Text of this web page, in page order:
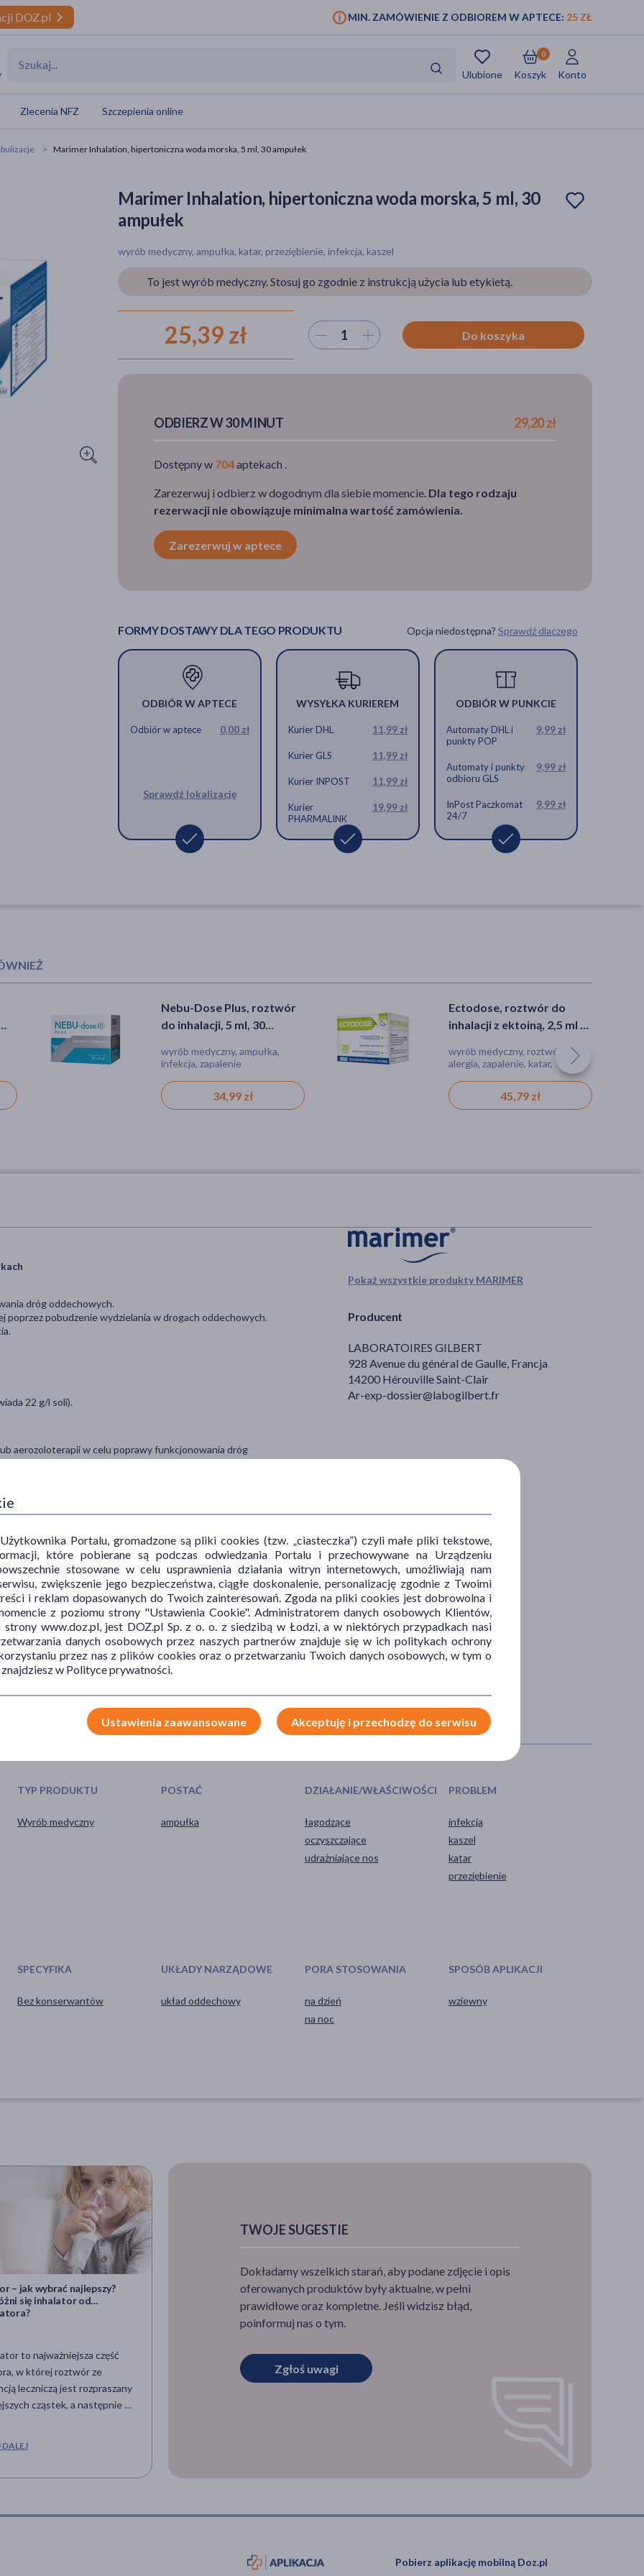
DOZ.pl MIN. ZAMÓWIENIE Z ODBIOREM W APTECE: 25 ZŁ
Ulubione Koszyk
0
Konto
Zlecenia NFZ Szczepienia online
Marimer Inhalation, hipertoniczna woda morska, 5 ml, 30 ampułek
Marimer Inhalation, hipertoniczna woda morska, 5 ml, 30
ampułek
wyrób medyczny, ampułka, katar, przeziębienie, infekcja, kaszel
To jest wyrób medyczny. Stosuj go zgodnie z instrukcją użycia lub etykietą.
25,39 zł Wybierz ilość Do koszyka
ODBIERZ W 30 MINUT 29,20 zł
Dostępny w 704aptekach .
Zarezerwuj i odbierz w dogodnym dla siebie momencie. Dla tego rodzaju
rezerwacji nie obowiązuje minimalna wartość zamówienia.
Zarezerwuj w aptece
FORMY DOSTAWY DLA TEGO PRODUKTU Opcja niedostępna? Sprawdź dlaczego
ODBIÓR W APTECE
Odbiór w aptece 0,00 zł
Sprawdź lokalizację
WYSYŁKA KURIEREM
Kurier DHL 11,99 zł
Kurier GLS 11,99 zł
Kurier INPOST 11,99 zł
Kurier
PHARMALINK
19,99 zł
ODBIÓR W PUNKCIE
Automaty DHL i
punkty POP
9,99 zł
Automaty i punkty
odbioru GLS
9,99 zł
InPost Paczkomat
24/7
9,99 zł
Nebu-Dose Plus, roztwór
do inhalacji, 5 ml, 30
wyrób medyczny, ampułka,
infekcja, zapalenie
34,99 zł
Ectodose, roztwór do
inhalacji z ektoiną, 2,5 ml x
wyrób medyczny, roztwór,
alergia, zapalenie, katar,
przeziębienie, infekcja, astma
45,79 zł
Marimer Baby
Hipertoniczny, spray do
wyrób medyczny, spray, infekcja,
katar, przeziębienie, zapalenie
22,69 zł
Marimer hipertoniczny,
roztwór wody morskiej,
wyrób medyczny, roztwór, spray,
alergia, katar, przeziębienie,
21,99 zł
Pokaż wszystkie produkty MARIMER
Producent
LABORATOIRES GILBERT
928 Avenue du général de Gaulle, Francja
14200 Hérouville Saint-Clair
Ar-exp-dossier@labogilbert.fr
dróg oddechowych.
poprzez pobudzenie wydzielania w drogach oddechowych.
22 g/l soli).
aerozoloterapii w celu poprawy funkcjonowania dróg
chorych na mukowiscydozę, ostre stany zapalne oskrzelików
1 aerozoloterapii lub inhalacji.
zgodnie z zaleceniem lekarza.
TYP PRODUKTU
Wyrób medyczny
POSTAĆ
ampułka
DZIAŁANIE/WŁAŚCIWOŚCI
łagodzące
oczyszczające
udrażniające nos
PROBLEM
infekcja
kaszel
katar
przeziębienie
SPECYFIKA
Bez konserwantów
UKŁADY NARZĄDOWE
układ oddechowy
PORA STOSOWANIA
na dzień
na noc
SPOSÓB APLIKACJI
wziewny
– jak wybrać najlepszy?
się inhalator od
to najważniejsza część
w której roztwór ze
leczniczą jest rozpraszany
cząstek, a następnie w
pneumatyczno-tłokowe,
inhalatora? Jak
Podgłośniowe zapalenie krtani (krup
wirusowy) u niemowląt i dzieci –
przyczyny, objawy i leczenie
Krup wirusowy (podgłośniowe
zapalenie krtani) to jedna z chorób
towarzyszą? W jaki sposób leczy się
TWOJE SUGESTIE
Dokładamy wszelkich starań, aby podane zdjęcie i opis
oferowanych produktów były aktualne, w pełni
prawidłowe oraz kompletne. Jeśli widzisz błąd,
poinformuj nas o tym.
Zgłoś uwagi
Pobierz aplikację mobilną Doz.pl
Portalu, gromadzone są pliki cookies (tzw. „ciasteczka”) czyli małe pliki tekstowe,
które pobierane są podczas odwiedzania Portalu i przechowywane na Urządzeniu
stosowane w celu usprawnienia działania witryn internetowych, umożliwiają nam
zwiększenie jego bezpieczeństwa, ciągłe doskonalenie, personalizację zgodnie z Twoimi
i reklam dopasowanych do Twoich zainteresowań. Zgoda na pliki cookies jest dobrowolna i
z poziomu strony "Ustawienia Cookie". Administratorem danych osobowych Klientów,
www.doz.pl, jest DOZ.pl Sp. z o. o. z siedzibą w Łodzi, a w niektórych przypadkach nasi
danych osobowych przez naszych partnerów znajduje się w ich politykach ochrony
przez nas z plików cookies oraz o przetwarzaniu Twoich danych osobowych, w tym o
w Polityce prywatności.
Ustawienia zaawansowane Akceptuję i przechodzę do serwisu